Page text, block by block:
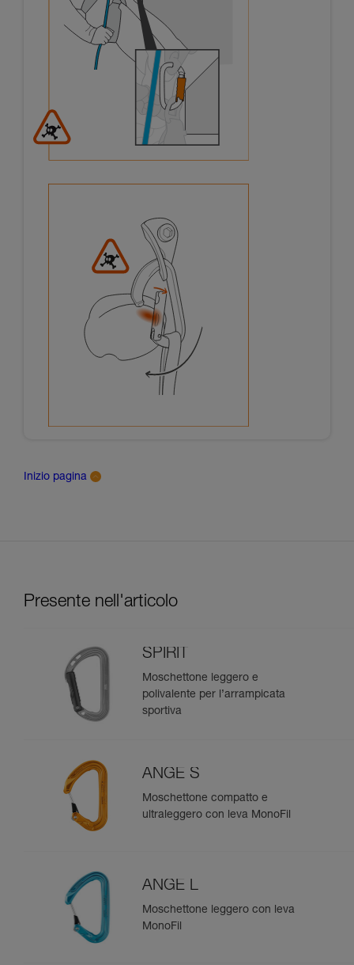
Inizio pagina
Presente nell'articolo
SPIRIT
Moschettone leggero e
polivalente per l’arrampicata
sportiva
ANGE S
Moschettone compatto e
ultraleggero con leva MonoFil
ANGE L
Moschettone leggero con leva
MonoFil